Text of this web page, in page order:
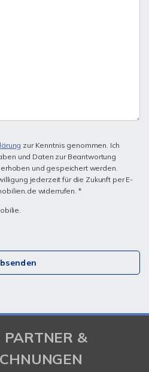
zur Kenntnis genommen. Ich
und Daten zur Beantwortung
und gespeichert werden.
jederzeit für die Zukunft per E-
widerrufen. *
PARTNER &